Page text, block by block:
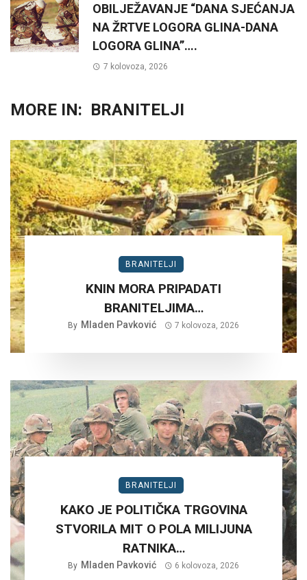
OBILJEŽAVANJE “DANA SJEĆANJA
NA ŽRTVE LOGORA GLINA-DANA
LOGORA GLINA”….
7 kolovoza, 2026
MORE IN: BRANITELJI
BRANITELJI
KNIN MORA PRIPADATI
BRANITELJIMA…
By Mladen Pavković 7 kolovoza, 2026
BRANITELJI
KAKO JE POLITIČKA TRGOVINA
STVORILA MIT O POLA MILIJUNA
RATNIKA…
By Mladen Pavković 6 kolovoza, 2026